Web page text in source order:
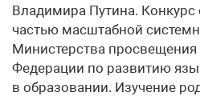
Владимира Путина.
частью масштабной
Министерства просвещения
Федерации по развитию
в образовании. Изучение